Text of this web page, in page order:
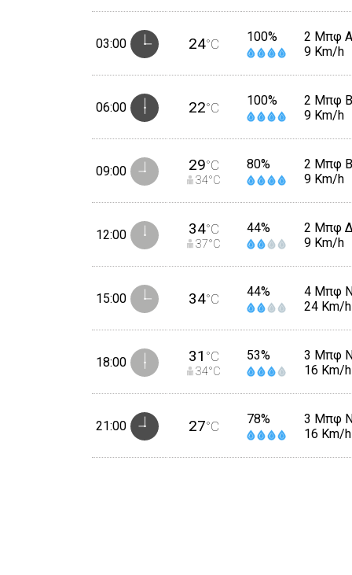
03:00 24°C 100%
2 Μπφ Α
9 Km/h
06:00 22°C 100%
2 Μπφ B
9 Km/h
09:00 29°C
34°C
80%
2 Μπφ B
9 Km/h
12:00 34°C
37°C
44%
2 Μπφ
9 Km/h
15:00 34°C 44%
4 Μπφ
24 Km/h
18:00 31 °C
34°C
53%
3 Μπφ
16 Km/h
21:00 27°C 78%
3 Μπφ
16 Km/h